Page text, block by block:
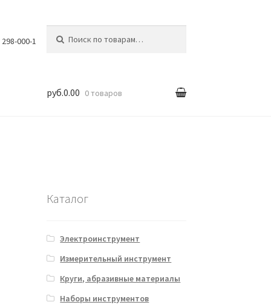
000-1
руб.0.00 0 товаров
Каталог
Электроинструмент
Измерительный инструмент
Круги, абразивные материалы
Наборы инструментов